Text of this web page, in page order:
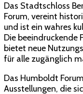
Das Stadtschloss
Forum, vereint
und ist ein wahres
Die beeindruckende
bietet neue
für alle zugänglich
Das Humboldt
Ausstellungen, die